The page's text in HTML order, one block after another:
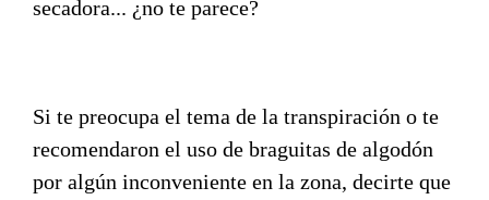
secadora... ¿no te parece?
Si te preocupa el tema de la transpiración o te
recomendaron el uso de braguitas de algodón
por algún inconveniente en la zona, decirte que